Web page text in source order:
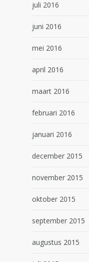
juli 2016
juni 2016
mei 2016
april 2016
maart 2016
februari 2016
januari 2016
december 2015
november 2015
oktober 2015
september 2015
augustus 2015